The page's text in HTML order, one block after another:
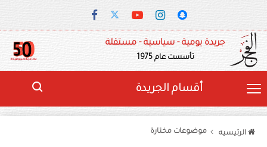
جريدة يومية - سياسية - مستقلة
تأسست عام 1975
أقسام الجريدة
الرئيسيه موضوعات مختارة